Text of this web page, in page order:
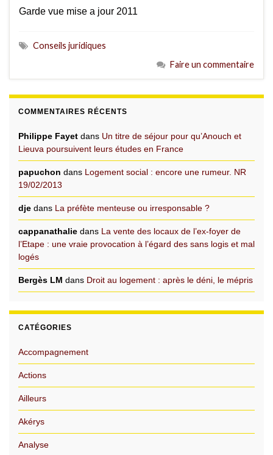
Garde vue mise a jour 2011
Conseils juridiques
Faire un commentaire
COMMENTAIRES RÉCENTS
Philippe Fayet dans Un titre de séjour pour qu’Anouch et
Lieuva poursuivent leurs études en France
papuchon dans Logement social : encore une rumeur. NR
19/02/2013
dje dans La préfète menteuse ou irresponsable ?
cappanathalie dans La vente des locaux de l’ex-foyer de
l’Etape : une vraie provocation à l’égard des sans logis et mal
logés
Bergès LM dans Droit au logement : après le déni, le mépris
CATÉGORIES
Accompagnement
Actions
Ailleurs
Akérys
Analyse